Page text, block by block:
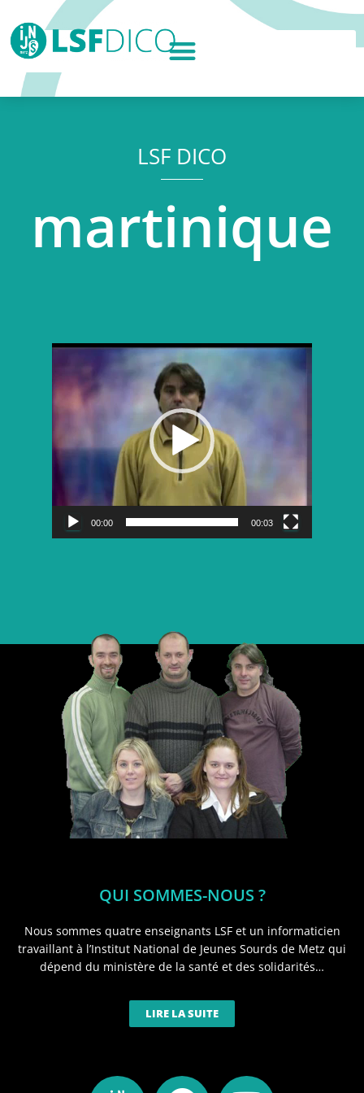
LSF DICO
martinique
Lecteur
vidéo
00:00 00:03
QUI SOMMES-NOUS ?
Nous sommes quatre enseignants LSF et un informaticien
travaillant à l’Institut National de Jeunes Sourds de Metz qui
dépend du ministère de la santé et des solidarités…
LIRE LA SUITE